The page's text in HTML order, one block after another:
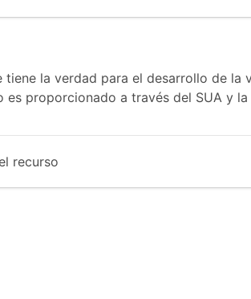
la verdad para el desarrollo de la
proporcionado a través del SUA y